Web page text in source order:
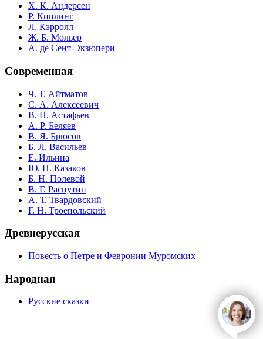
Х. К. Андерсен
Р. Киплинг
Л. Кэрролл
Ж. Б. Мольер
А. де Сент-Экзюпери
Современная
Ч. Т. Айтматов
С. А. Алексеевич
В. П. Астафьев
А. Р. Беляев
В. Я. Брюсов
Б. Л. Васильев
Е. Ильина
Ю. П. Казаков
Б. Н. Полевой
В. Г. Распутин
А. Т. Твардовский
Г. Н. Троепольский
Древнерусская
Повесть о Петре и Февронии Муромских
Народная
Русские сказки
open